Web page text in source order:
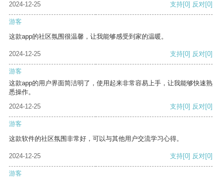
2024-12-25 支持[0] 反对[0]
游客
这款app的社区氛围很温馨，让我能够感受到家的温暖。
2024-12-25 支持[0] 反对[0]
游客
这款app的用户界面简洁明了，使用起来非常容易上手，让我能够快速熟
悉操作。
2024-12-25
支持[0] 反对[0]
游客
这款软件的社区氛围非常好，可以与其他用户交流学习心得。
2024-12-25 支持[0] 反对[0]
游客